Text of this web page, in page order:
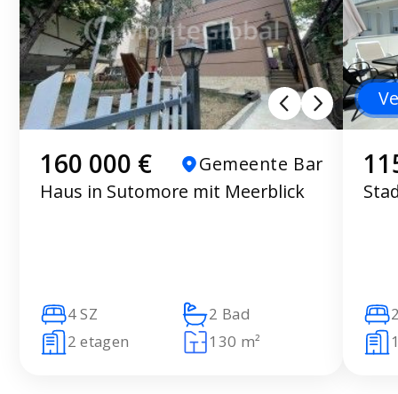
160 000 €
Gemeente Bar
Haus in Sutomore mit Meerblick
4 SZ
2 Bad
2 etagen
130 m²